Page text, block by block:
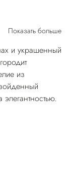
Показать больше
и украшенный
из